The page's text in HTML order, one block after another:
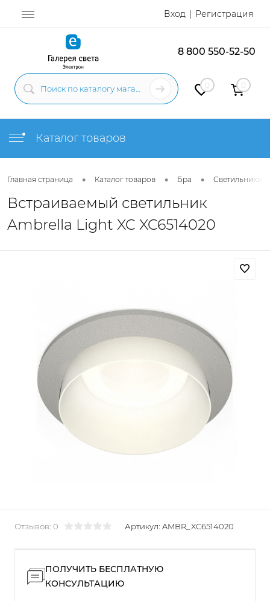
Вход Регистрация
8 800 550-52-50
0 0
Каталог товаров
Главная страница • Каталог товаров • Бра • Светильники
Встраиваемый светильник
Ambrella Light XC XC6514020
Отзывов: 0 Артикул: AMBR_XC6514020
ПОЛУЧИТЬ БЕСПЛАТНУЮ
КОНСУЛЬТАЦИЮ